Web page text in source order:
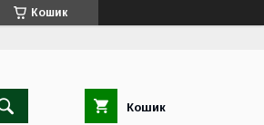
Кошик
Кошик